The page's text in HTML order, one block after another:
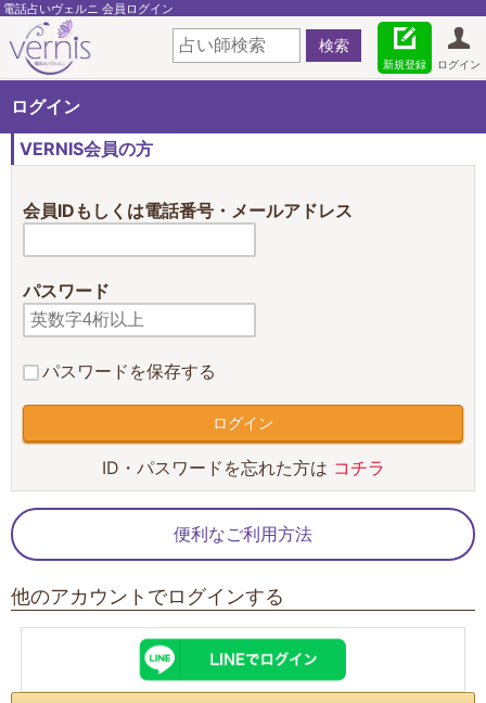
電話占いヴェルニ 会員ログイン
ログイン
新規登録
ログイン
VERNIS会員の方
会員IDもしくは電話番号・メールアドレス
パスワード
パスワードを保存する
ID・パスワードを忘れた方は コチラ
便利なご利用方法
他のアカウントでログインする